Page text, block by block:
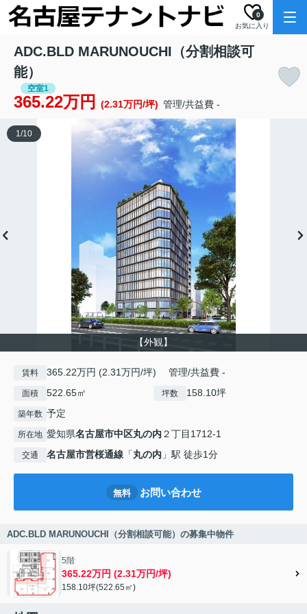
お気に入り
0
ADC.BLD MARUNOUCHI（分割相談可
能）
空室1
365.22万円 (2.31万円/坪) 管理/共益費 -
【外観】
1/10
賃料 365.22万円 (2.31万円/坪) 管理/共益費 -
面積 522.65㎡ 坪数 158.10坪
築年数 予定
所在地 愛知県名古屋市中区丸の内２丁目1712-1
交通 名古屋市営桜通線 「丸の内 」駅 徒歩1分
無料 お問い合わせ
ADC.BLD MARUNOUCHI（分割相談可能）の募集中物件
5階
365.22万円 (2.31万円/坪)
158.10坪(522.65㎡)